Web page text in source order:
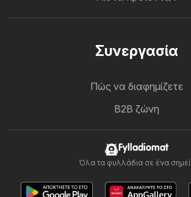
Συνεργασία
Πώς να διαφημίζετε
B2B ζώνη
Fylladiomat
Όλα τα φυλλάδια σε ένα